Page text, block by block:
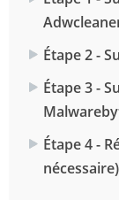
Étape 2 -
Étape 3 -
Étape 4 -
nécessaire)